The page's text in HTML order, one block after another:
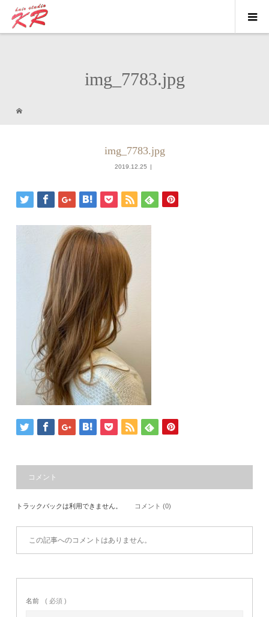
img_7783.jpg
img_7783.jpg
2019.12.25
コメント
トラックバックは利用できません。 コメント (0)
この記事へのコメントはありません。
名前 ( 必須 )